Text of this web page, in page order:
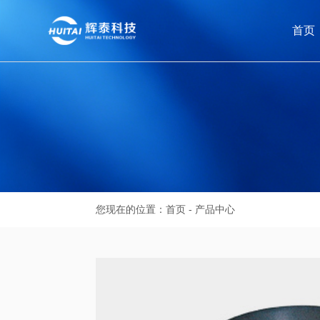
首页
您现在的位置：首页 - 产品中心